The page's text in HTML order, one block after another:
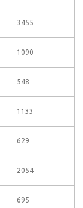
3455
1090
548
1133
629
2054
695